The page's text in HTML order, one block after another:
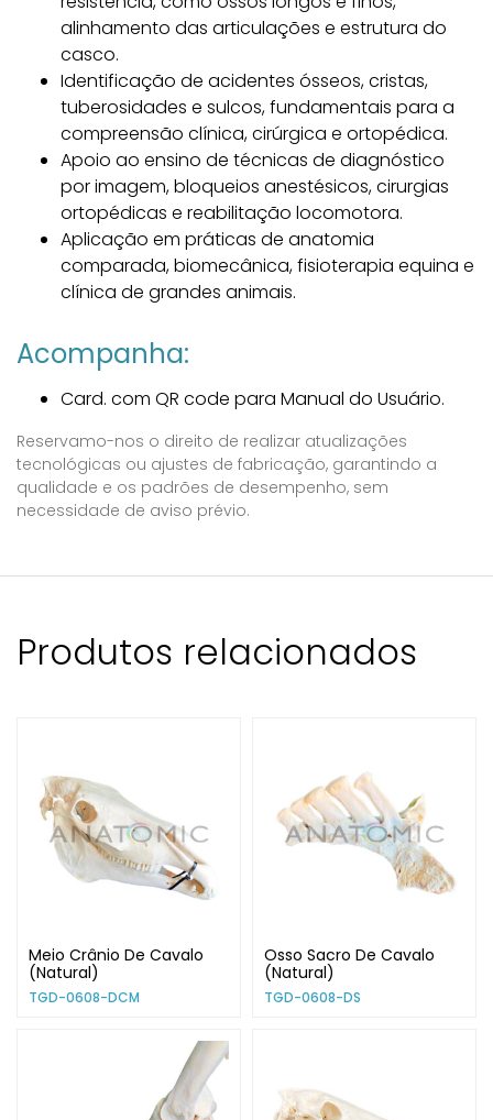
alinhamento das articulações e estrutura do
casco.
Identificação de acidentes ósseos, cristas,
tuberosidades e sulcos, fundamentais para a
compreensão clínica, cirúrgica e ortopédica.
Apoio ao ensino de técnicas de diagnóstico
por imagem, bloqueios anestésicos, cirurgias
ortopédicas e reabilitação locomotora.
Aplicação em práticas de anatomia
comparada, biomecânica, fisioterapia equina e
clínica de grandes animais.
Acompanha:
Card. com QR code para Manual do Usuário.
Reservamo-nos o direito de realizar atualizações
tecnológicas ou ajustes de fabricação, garantindo a
qualidade e os padrões de desempenho, sem
necessidade de aviso prévio.
Produtos relacionados
Meio Crânio De Cavalo
(Natural)
TGD-0608-DCM
Osso Sacro De Cavalo
(Natural)
TGD-0608-DS